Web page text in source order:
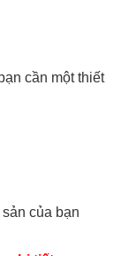
cần một thiết
của bạn